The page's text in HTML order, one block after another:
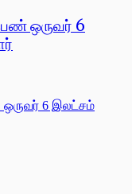
ஒருவர் 6